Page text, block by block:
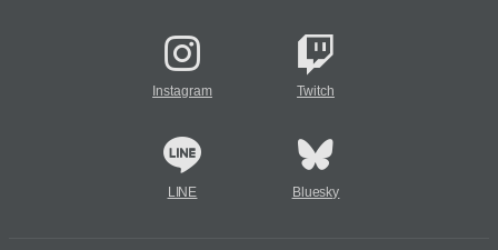
Instagram Twitch
LINE Bluesky